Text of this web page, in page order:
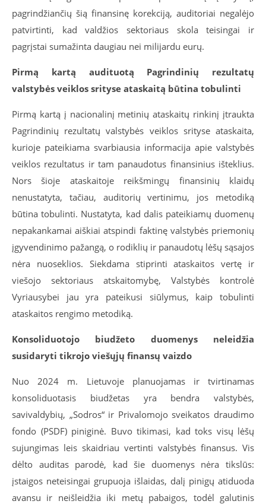
pagrindžiančių šią finansinę korekciją, auditoriai negalėjo
patvirtinti, kad valdžios sektoriaus skola teisingai ir
pagrįstai sumažinta daugiau nei milijardu eurų.
Pirmą kartą audituotą Pagrindinių rezultatų
valstybės veiklos srityse ataskaitą būtina tobulinti
Pirmą kartą į nacionalinį metinių ataskaitų rinkinį įtraukta
Pagrindinių rezultatų valstybės veiklos srityse ataskaita,
kurioje pateikiama svarbiausia informacija apie valstybės
veiklos rezultatus ir tam panaudotus finansinius išteklius.
Nors šioje ataskaitoje reikšmingų finansinių klaidų
nenustatyta, tačiau, auditorių vertinimu, jos metodiką
būtina tobulinti. Nustatyta, kad dalis pateikiamų duomenų
nepakankamai aiškiai atspindi faktinę valstybės priemonių
įgyvendinimo pažangą, o rodiklių ir panaudotų lėšų sąsajos
nėra nuoseklios. Siekdama stiprinti ataskaitos vertę ir
viešojo sektoriaus atskaitomybę, Valstybės kontrolė
Vyriausybei jau yra pateikusi siūlymus, kaip tobulinti
ataskaitos rengimo metodiką.
Konsoliduotojo biudžeto duomenys neleidžia
susidaryti tikrojo viešųjų finansų vaizdo
Nuo 2024 m. Lietuvoje planuojamas ir tvirtinamas
konsoliduotasis biudžetas yra bendra valstybės,
savivaldybių, „Sodros“ ir Privalomojo sveikatos draudimo
fondo (PSDF) piniginė. Buvo tikimasi, kad toks visų lėšų
sujungimas leis skaidriau vertinti valstybės finansus. Vis
dėlto auditas parodė, kad šie duomenys nėra tikslūs:
įstaigos neteisingai grupuoja išlaidas, dalį pinigų atiduoda
avansu ir neišleidžia iki metų pabaigos, todėl galutinis